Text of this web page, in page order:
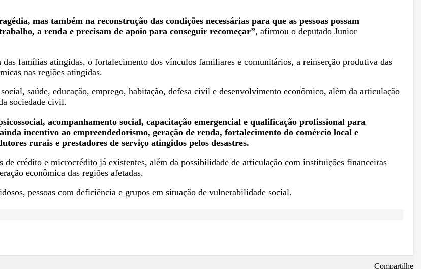
mas também na reconstrução das condições necessárias para que as pessoas possam
a renda e precisam de apoio para conseguir recomeçar”, afirmou o deputado Junior
famílias atingidas, o fortalecimento dos vínculos familiares e comunitários, a reinserção produtiva das
nas regiões atingidas.
saúde, educação, emprego, habitação, defesa civil e desenvolvimento econômico, além da articulação
sociedade civil.
acompanhamento social, capacitação emergencial e qualificação profissional para
incentivo ao empreendedorismo, geração de renda, fortalecimento do comércio local e
rurais e prestadores de serviço atingidos pelos desastres.
crédito e microcrédito já existentes, além da possibilidade de articulação com instituições financeiras
econômica das regiões afetadas.
pessoas com deficiência e grupos em situação de vulnerabilidade social.
Compartilhe